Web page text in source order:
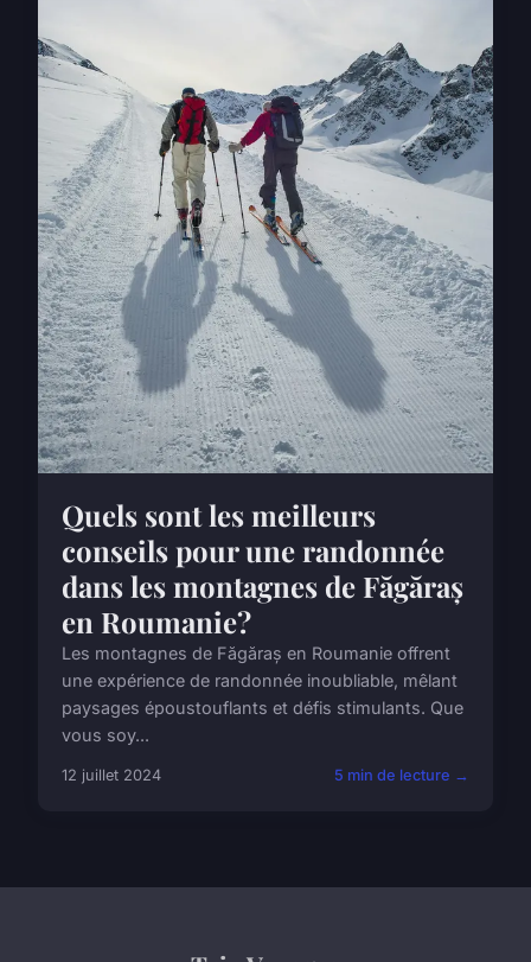
Quels sont les meilleurs
conseils pour une randonnée
dans les montagnes de Făgăraș
en Roumanie?
Les montagnes de Făgăraș en Roumanie offrent
une expérience de randonnée inoubliable, mêlant
paysages époustouflants et défis stimulants. Que
vous soy...
12 juillet 2024 5 min de lecture →